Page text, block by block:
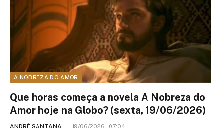
A NOBREZA DO AMOR
Que horas começa a novela A Nobreza do
Amor hoje na Globo? (sexta, 19/06/2026)
ANDRÉ SANTANA 19/06/2026 - 07:04